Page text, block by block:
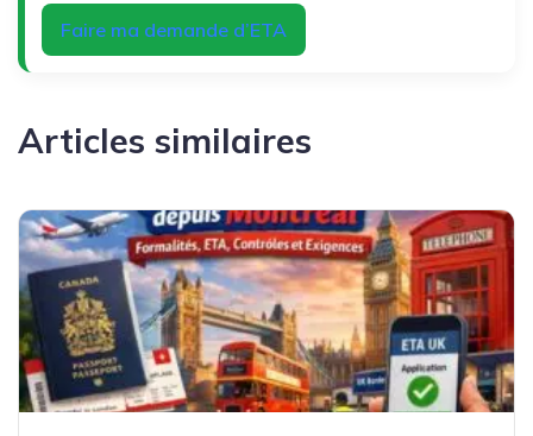
Faire ma demande d’ETA
Articles similaires